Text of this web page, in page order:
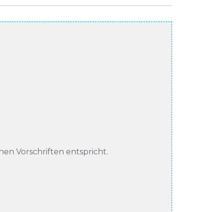
Vorschriften entspricht.